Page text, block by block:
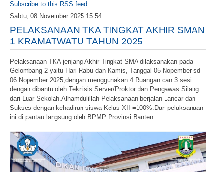
Subscribe to this RSS feed
Sabtu, 08 November 2025 15:54
PELAKSANAAN TKA TINGKAT AKHIR SMAN
1 KRAMATWATU TAHUN 2025
Pelaksanaan TKA jenjang Akhir Tingkat SMA dilaksanakan pada
Gelombang 2 yaitu Hari Rabu dan Kamis, Tanggal 05 Nopember sd
06 Nopember 2025,dengan menggunakan 4 Ruangan dan 3 sesi.
dengan dibantu oleh Teknisis Server/Proktor dan Pengawas Silang
dari Luar Sekolah.Alhamdulillah Pelaksanaan berjalan Lancar dan
Sukses dengan kehadiran siswa Kelas XII =100%.Dan pelaksanaan
ini di pantau langsung oleh BPMP Provinsi Banten.